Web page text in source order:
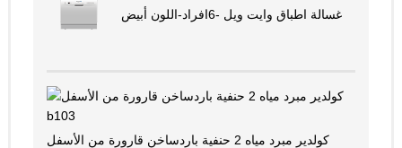
غسالة اطباق وايت ويل -6افراد-اللون أبيض
كولدير مبرد مياه 2 حنفية باردساخن قارورة من الأسفل